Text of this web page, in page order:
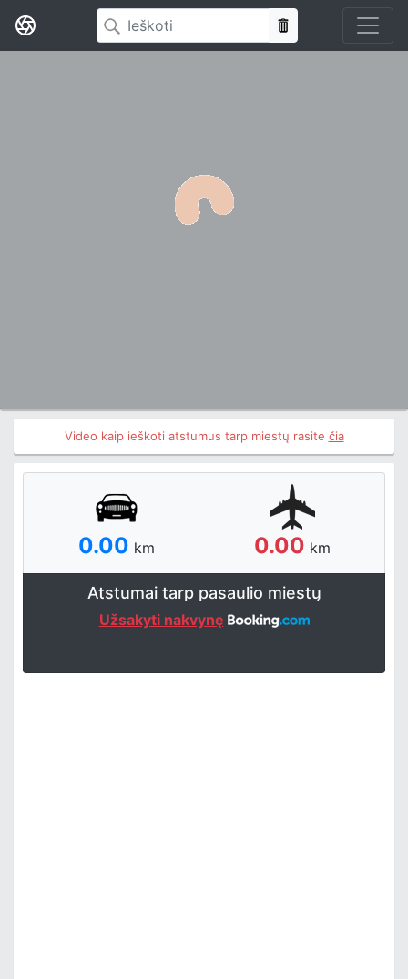
Video kaip ieškoti atstumus tarp miestų rasite čia
0.00 km 0.00 km
Atstumai tarp pasaulio miestų
Užsakyti nakvynę